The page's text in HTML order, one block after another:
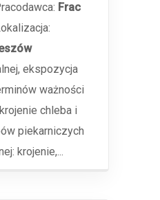
Frac
ekspozycja
ważności
chleba i
piekarniczych
krojenie,...